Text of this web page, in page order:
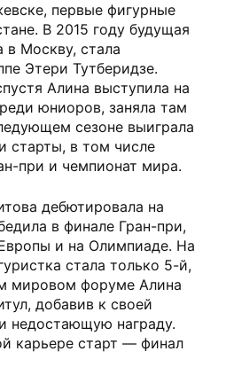
первые фигурные
В 2015 году будущая
в Москву, стала
Этери Тутберидзе.
Алина выступила на
юниоров, заняла там
сезоне выиграла
старты, в том числе
при и чемпионат мира.
дебютировала на
в финале Гран-при,
и на Олимпиаде. На
стала только 5-й,
мировом форуме Алина
добавив к своей
недостающую награду.
карьере старт — финал